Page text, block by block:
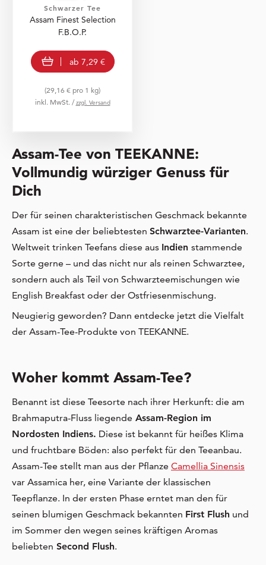
Schwarzer Tee
Assam Finest Selection
F.B.O.P.
view product
ab 7,29 €
(29,16 € pro 1 kg)
inkl. MwSt. /zzgl. Versand
Assam-Tee von TEEKANNE:
Vollmundig würziger Genuss für
Dich
Der für seinen charakteristischen Geschmack bekannte
Assam ist eine der beliebtesten Schwarztee-Varianten.
Weltweit trinken Teefans diese aus Indien stammende
Sorte gerne – und das nicht nur als reinen Schwarztee,
sondern auch als Teil von Schwarzteemischungen wie
English Breakfast oder der Ostfriesenmischung.
Neugierig geworden? Dann entdecke jetzt die Vielfalt
der Assam-Tee-Produkte von TEEKANNE.
Woher kommt Assam-Tee?
Benannt ist diese Teesorte nach ihrer Herkunft: die am
Brahmaputra-Fluss liegende Assam-Region im
Nordosten Indiens. Diese ist bekannt für heißes Klima
und fruchtbare Böden: also perfekt für den Teeanbau.
Assam-Tee stellt man aus der Pflanze Camellia Sinensis
var Assamica her, eine Variante der klassischen
Teepflanze. In der ersten Phase erntet man den für
seinen blumigen Geschmack bekannten First Flush und
im Sommer den wegen seines kräftigen Aromas
beliebten Second Flush.